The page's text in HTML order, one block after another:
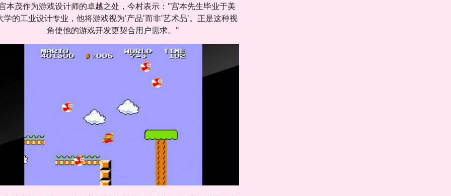
本茂作为游戏设计师的卓越之处，今村表示："宫本先生毕业于美
学的工业设计专业，他将游戏视为'产品'而非'艺术品'。正是这种视
角使他的游戏开发更契合用户需求。"